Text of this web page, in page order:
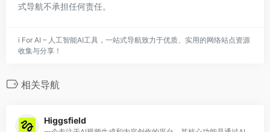
式导航不承担任何责任。
i For AI – 人工智能AI工具，一站式导航致力于优质、实用的网络站点资源
收集与分享！
相关导航
Higgsfield